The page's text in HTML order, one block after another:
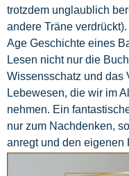
trotzdem unglaublich
andere Träne
Age Geschichte eines
Lesen nicht nur die
Wissensschatz und das
Lebewesen, die wir im
nehmen. Ein
nur zum Nachdenken,
anregt und den eigenen